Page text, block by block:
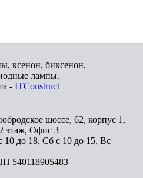
ксенон, биксенон,
лампы.
- ITConstruct
шоссе, 62, корпус 1,
этаж, Офис 3
до 18, Сб с 10 до 15, Вс
540118905483